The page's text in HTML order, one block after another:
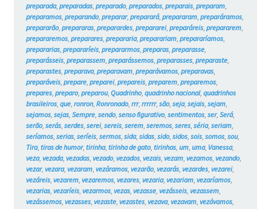
preparada, preparadas, preparado, preparados, preparais, preparam,
preparamos, preparando, preparar, preparará, prepararam, preparáramos,
prepararão, prepararas, preparardes, prepararei, preparáreis, prepararem,
prepararemos, preparares, prepararia, preparariam, prepararíamos,
prepararias, prepararíeis, prepararmos, preparas, preparasse,
preparásseis, preparassem, preparássemos, preparasses, preparaste,
preparastes, preparava, preparavam, preparávamos, preparavas,
preparáveis, prepare, preparei, prepareis, preparem, preparemos,
prepares, preparo, preparou, Quadrinho, quadrinho nacional, quadrinhos
brasileiros, que, ronron, Ronronado, rrr, rrrrrr, são, seja, sejais, sejam,
sejamos, sejas, Sempre, sendo, senso figurativo, sentimentos, ser, Será,
serão, serás, serdes, serei, sereis, serem, seremos, seres, séria, seriam,
seríamos, serias, seríeis, sermos, sida, sidas, sido, sidos, sois, somos, sou,
Tira, tiras de humor, tirinha, tirinha de gato, tirinhas, um, uma, Vanessa,
veza, vezada, vezadas, vezado, vezados, vezais, vezam, vezamos, vezando,
vezar, vezara, vezaram, vezáramos, vezarão, vezarás, vezardes, vezarei,
vezáreis, vezarem, vezaremos, vezares, vezaria, vezariam, vezaríamos,
vezarias, vezaríeis, vezarmos, vezas, vezasse, vezásseis, vezassem,
vezássemos, vezasses, vezaste, vezastes, vezava, vezavam, vezávamos,